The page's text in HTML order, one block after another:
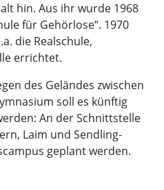
hin. Aus ihr wurde 1968
für Gehörlose“. 1970
die Realschule,
errichtet.
des Geländes zwischen
soll es künftig
An der Schnittstelle
Laim und Sendling-
geplant werden.